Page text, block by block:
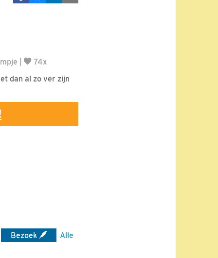
74x
dan al zo ver zijn
Bezoek
Alle